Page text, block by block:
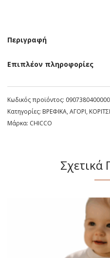
Περιγραφή
Επιπλέον πληροφορίες
Κωδικός προϊόντος:
Κατηγορίες: ΒΡΕΦΙΚΑ, ΑΓΟΡΙ, ΚΟΡΙΤΣΙ
Μάρκα: CHICCO
Σχετικά